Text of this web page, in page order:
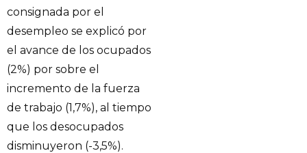
consignada por el
desempleo se explicó por
el avance de los ocupados
(2%) por sobre el
incremento de la fuerza
de trabajo (1,7%), al tiempo
que los desocupados
disminuyeron (-3,5%).